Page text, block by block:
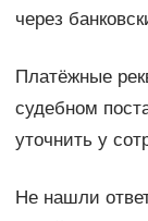
через
Платёжные
судебном
уточнить у
Не нашли